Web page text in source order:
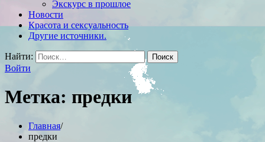
Экскурс в прошлое
Новости
Красота и сексуальность
Другие источники.
Найти:
Войти
Метка: предки
Главная
предки